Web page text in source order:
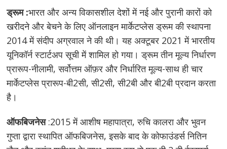
ड्रूम :भारत और अन्य विकासशील देशों में नई और पुरानी कारों को
खरीदने और बेचने के लिए ऑनलाइन मार्केटप्लेस ड्रूम की स्थापना
2014 में संदीप अग्रवाल ने की थी। यह अक्टूबर 2021 में भारतीय
यूनिकॉर्न स्टार्टअप सूची में शामिल हो गया। ड्रूम तीन मूल्य निर्धारण
प्रारूप-नीलामी, सर्वोत्तम ऑफ़र और निर्धारित मूल्य-साथ ही चार
मार्केटप्लेस प्रारूप-बी2सी, सी2सी, सी2बी और बी2बी प्रदान करता
है।
ऑफबिजनेस:2015 में आशीष महापात्रा, रुचि कालरा और भुवन
गुप्ता द्वारा स्थापित ऑफबिजनेस, इसके बाद के कोफाउंडर्स नितिन